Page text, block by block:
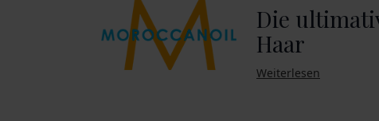
Die
Haar
Weiterlesen